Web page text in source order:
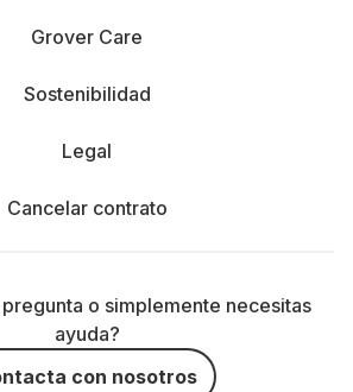
Grover Care
Sostenibilidad
Legal
Cancelar contrato
o simplemente necesitas
ayuda?
con nosotros